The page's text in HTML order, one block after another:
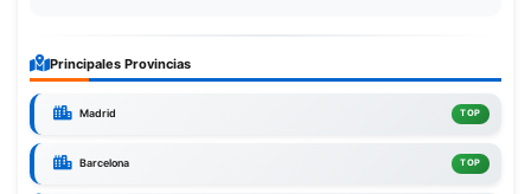
Principales Provincias
Madrid TOP
Barcelona TOP